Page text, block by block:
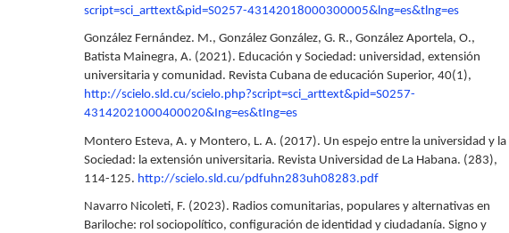
script=sci_arttext&pid=S0257-43142018000300005&lng=es&tlng=es
González Fernández. M., González González, G. R., González Aportela, O.,
Batista Mainegra, A. (2021). Educación y Sociedad: universidad, extensión
universitaria y comunidad. Revista Cubana de educación Superior, 40(1),
http://scielo.sld.cu/scielo.php?script=sci_arttext&pid=S0257-
43142021000400020&Ing=es&tIng=es
Montero Esteva, A. y Montero, L. A. (2017). Un espejo entre la universidad y la
Sociedad: la extensión universitaria. Revista Universidad de La Habana. (283),
114-125. http://scielo.sld.cu/pdfuhn283uh08283.pdf
Navarro Nicoleti, F. (2023). Radios comunitarias, populares y alternativas en
Bariloche: rol sociopolítico, configuración de identidad y ciudadanía. Signo y